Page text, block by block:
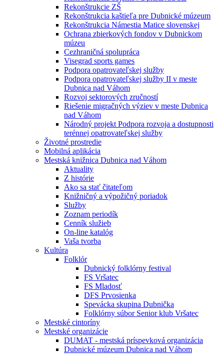
Rekonštrukcie ZŠ
Rekonštrukcia kaštieľa pre Dubnické múzeum
Rekonštrukcia Námestia Matice slovenskej
Ochrana zbierkových fondov v Dubnickom
múzeu
Cezhraničná spolupráca
Visegrad sports games
Podpora opatrovateľskej služby
Podpora opatrovateľskej služby II v meste
Dubnica nad Váhom
Rozvoj sektorových zručností
Riešenie migračných výziev v meste Dubnica
nad Váhom
Národný projekt Podpora rozvoja a dostupnosti
terénnej opatrovateľskej služby
Životné prostredie
Mobilná aplikácia
Mestská knižnica Dubnica nad Váhom
Aktuality
Z histórie
Ako sa stať čitateľom
Knižničný a výpožičný poriadok
Služby
Zoznam periodík
Cenník služieb
On-line katalóg
Vaša tvorba
Kultúra
Folklór
Dubnický folklórny festival
FS Vršatec
FS Mladosť
DFS Prvosienka
Spevácka skupina Dubnička
Folklórny súbor Senior klub Vršatec
Mestské cintoríny
Mestské organizácie
DUMAT - mestská príspevková organizácia
Dubnické múzeum Dubnica nad Váhom